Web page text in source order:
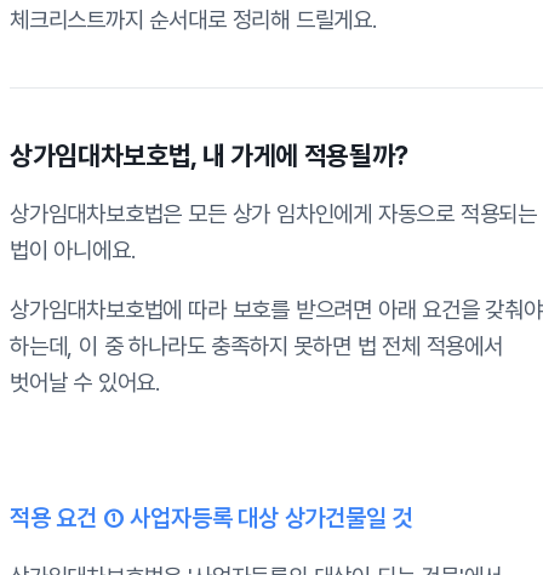
체크리스트까지 순서대로 정리해 드릴게요.
상가임대차보호법, 내 가게에 적용될까?
상가임대차보호법은 모든 상가 임차인에게 자동으로 적용되는
법이 아니에요.
상가임대차보호법에 따라 보호를 받으려면 아래 요건을 갖춰야
하는데, 이 중 하나라도 충족하지 못하면 법 전체 적용에서
벗어날 수 있어요.
적용 요건 ① 사업자등록 대상 상가건물일 것